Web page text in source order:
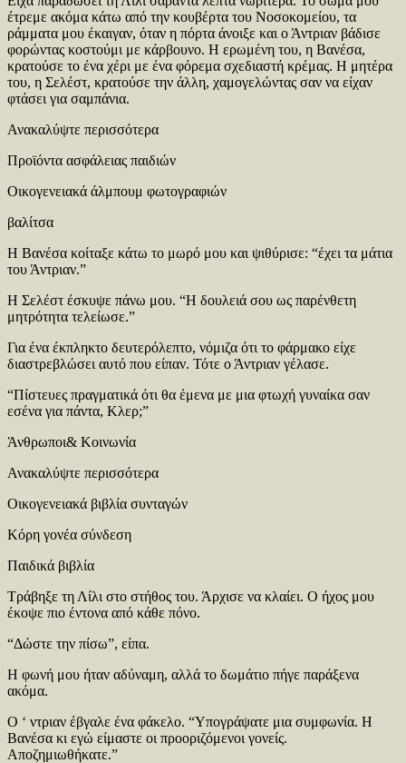
έτρεμε ακόμα κάτω από την κουβέρτα του Νοσοκομείου, τα
ράμματα μου έκαιγαν, όταν η πόρτα άνοιξε και ο Άντριαν βάδισε
φορώντας κοστούμι με κάρβουνο. Η ερωμένη του, η Βανέσα,
κρατούσε το ένα χέρι με ένα φόρεμα σχεδιαστή κρέμας. Η μητέρα
του, η Σελέστ, κρατούσε την άλλη, χαμογελώντας σαν να είχαν
φτάσει για σαμπάνια.
Ανακαλύψτε περισσότερα
Προϊόντα ασφάλειας παιδιών
Οικογενειακά άλμπουμ φωτογραφιών
βαλίτσα
Η Βανέσα κοίταξε κάτω το μωρό μου και ψιθύρισε: “έχει τα μάτια
του Άντριαν.”
Η Σελέστ έσκυψε πάνω μου. “Η δουλειά σου ως παρένθετη
μητρότητα τελείωσε.”
Για ένα έκπληκτο δευτερόλεπτο, νόμιζα ότι το φάρμακο είχε
διαστρεβλώσει αυτό που είπαν. Τότε ο Άντριαν γέλασε.
“Πίστευες πραγματικά ότι θα έμενα με μια φτωχή γυναίκα σαν
εσένα για πάντα, Κλερ;”
Άνθρωποι& Κοινωνία
Ανακαλύψτε περισσότερα
Οικογενειακά βιβλία συνταγών
Κόρη γονέα σύνδεση
Παιδικά βιβλία
Τράβηξε τη Λίλι στο στήθος του. Άρχισε να κλαίει. Ο ήχος μου
έκοψε πιο έντονα από κάθε πόνο.
“Δώστε την πίσω”, είπα.
Η φωνή μου ήταν αδύναμη, αλλά το δωμάτιο πήγε παράξενα
ακόμα.
Ο ‘ ντριαν έβγαλε ένα φάκελο. “Υπογράψατε μια συμφωνία. Η
Βανέσα κι εγώ είμαστε οι προοριζόμενοι γονείς.
Αποζημιωθήκατε.”